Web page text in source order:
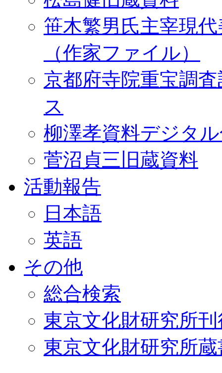
笹木繁男氏主宰現
（作家ファイル）
京都府寺院重宝調
ス
柳澤孝資料デジタ
菅沼貞三旧蔵資料
活動報告
日本語
英語
その他
総合検索
東京文化財研究所
東京文化財研究所